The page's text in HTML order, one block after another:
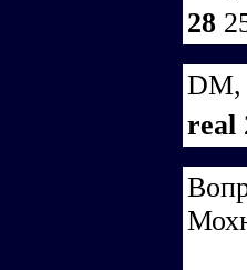
28
DM,
real